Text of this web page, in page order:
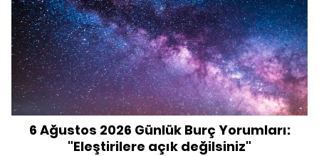
6 Ağustos 2026 Günlük Burç Yorumları:
"Eleştirilere açık değilsiniz"